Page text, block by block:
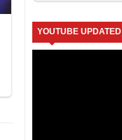
YOUTUBE UPDATED